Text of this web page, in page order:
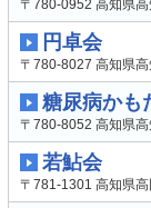
〒780-0952 高知県
円卓会
〒780-8027 高知県
糖尿病かも
〒780-8052 高知県
若鮎会
〒781-1301 高知県